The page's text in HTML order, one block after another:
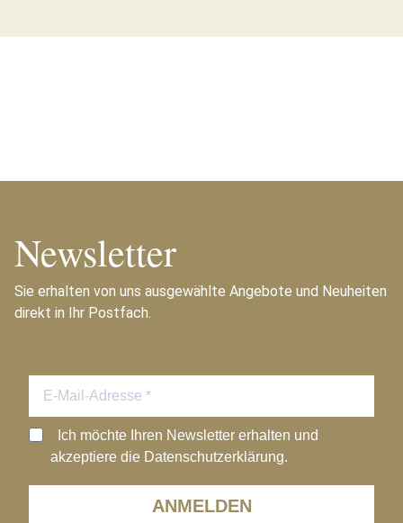
Newsletter
Sie erhalten von uns ausgewählte Angebote und Neuheiten
direkt in Ihr Postfach.
ANMELDEN
Ich möchte Ihren Newsletter erhalten und
akzeptiere die Datenschutzerklärung.